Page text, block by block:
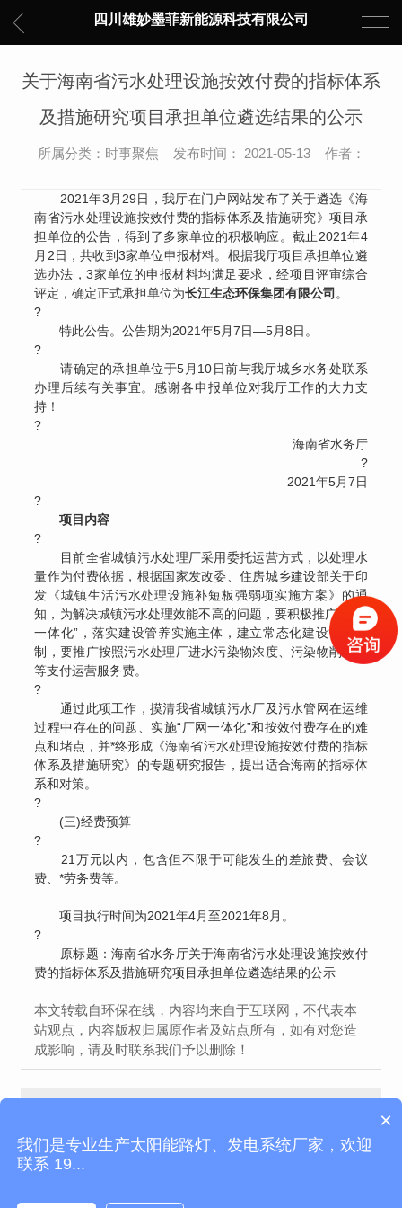
四川雄妙墨菲新能源科技有限公司
关于海南省污水处理设施按效付费的指标体系
及措施研究项目承担单位遴选结果的公示
所属分类：时事聚焦 发布时间： 2021-05-13 作者：
2021年3月29日，我厅在门户网站发布了关于遴选《海
南省污水处理设施按效付费的指标体系及措施研究》项目承
担单位的公告，得到了多家单位的积极响应。截止2021年4
月2日，共收到3家单位申报材料。根据我厅项目承担单位遴
选办法，3家单位的申报材料均满足要求，经项目评审综合
评定，确定正式承担单位为长江生态环保集团有限公司 。
?
特此公告。公告期为2021年5月7日—5月8日。
?
请确定的承担单位于5月10日前与我厅城乡水务处联系
办理后续有关事宜。感谢各申报单位对我厅工作的大力支
持！
?
海南省水务厅
?
2021年5月7日
?
项目内容
?
目前全省城镇污水处理厂采用委托运营方式，以处理水
量作为付费依据，根据国家发改委、住房城乡建设部关于印
发《城镇生活污水处理设施补短板强弱项实施方案》的通
知，为解决城镇污水处理效能不高的问题，要积极推广“厂网
一体化”，落实建设管养实施主体，建立常态化建设管养机
制，要推广按照污水处理厂进水污染物浓度、污染物削减量
等支付运营服务费。
?
通过此项工作，摸清我省城镇污水厂及污水管网在运维
过程中存在的问题、实施“厂网一体化”和按效付费存在的难
点和堵点，并*终形成《海南省污水处理设施按效付费的指标
体系及措施研究》的专题研究报告，提出适合海南的指标体
系和对策。
?
(三)经费预算
?
21万元以内，包含但不限于可能发生的差旅费、会议
费、*劳务费等。
项目执行时间为2021年4月至2021年8月。
?
原标题：海南省水务厅关于海南省污水处理设施按效付
费的指标体系及措施研究项目承担单位遴选结果的公示
本文转载自环保在线，内容均来自于互联网，不代表本
站观点，内容版权归属原作者及站点所有，如有对您造
成影响，请及时联系我们予以删除！